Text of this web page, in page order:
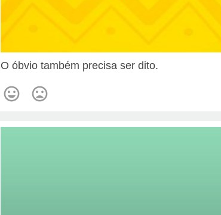
O óbvio também precisa ser dito.